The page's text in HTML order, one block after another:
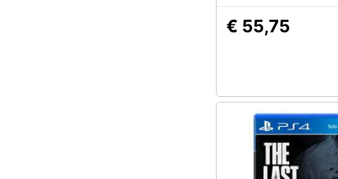
€ 55,75